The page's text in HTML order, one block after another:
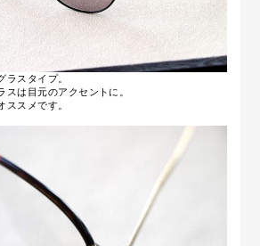
ラスタイプ。
スは目元のアクセントに。
ススメです。